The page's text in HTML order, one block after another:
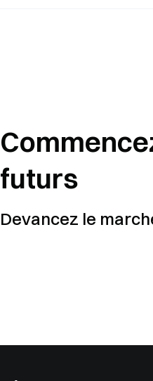
futurs
Devancez le